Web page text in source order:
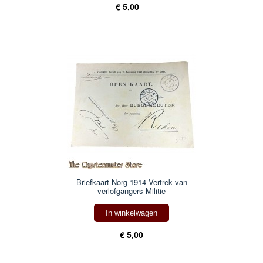
€ 5,00
Briefkaart Norg 1914 Vertrek van
verlofgangers Militie
In winkelwagen
€ 5,00